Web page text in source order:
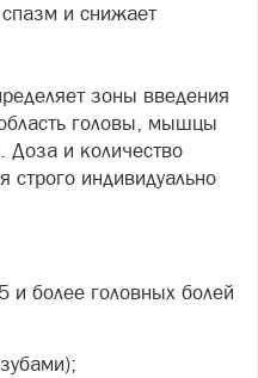
и снижает
зоны введения
головы, мышцы
Доза и количество
строго индивидуально
и более головных болей